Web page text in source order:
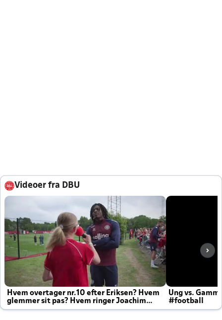
Videoer fra DBU
Hvem overtager nr.10 efter Eriksen? Hvem
glemmer sit pas? Hvem ringer Joachim
altid til efter kampe?
Ung vs.
#football